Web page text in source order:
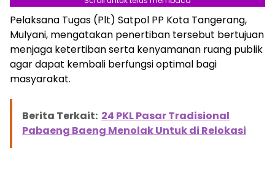
Pelaksana Tugas (Plt) Satpol PP Kota Tangerang,
Mulyani, mengatakan penertiban tersebut bertujuan
menjaga ketertiban serta kenyamanan ruang publik
agar dapat kembali berfungsi optimal bagi
masyarakat.
Berita Terkait: 24 PKL Pasar Tradisional
Pabaeng Baeng Menolak Untuk di Relokasi